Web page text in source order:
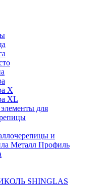
X
XL
для
и
Металл Профиль
SHINGLAS